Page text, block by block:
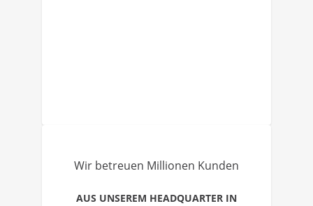
Wir betreuen Millionen Kunden
AUS UNSEREM HEADQUARTER IN